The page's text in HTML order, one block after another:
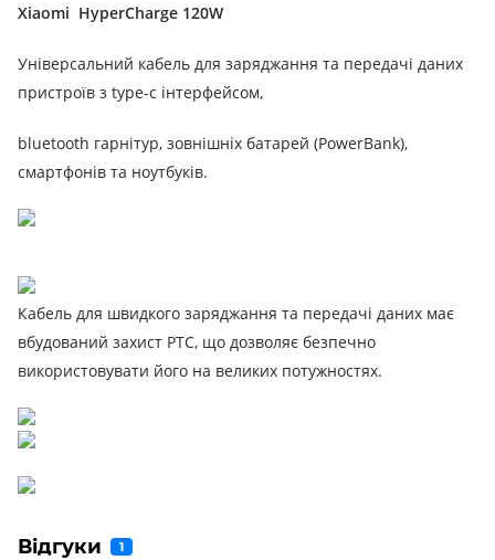
Xiaomi HyperCharge 120W
Універсальний кабель для заряджання та передачі даних
пристроїв з type-c інтерфейсом,
bluetooth гарнітур, зовнішніх батарей (PowerBank),
смартфонів та ноутбуків.
Кабель для швидкого заряджання та передачі даних має
вбудований захист PTC, що дозволяє безпечно
використовувати його на великих потужностях.
Відгуки 1